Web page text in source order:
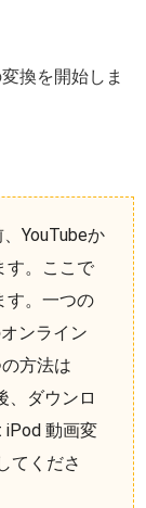
換を開始しま
YouTubeか
す。ここで
す。一つの
ンライン
方法は
、ダウンロ
iPod 動画変
てくださ